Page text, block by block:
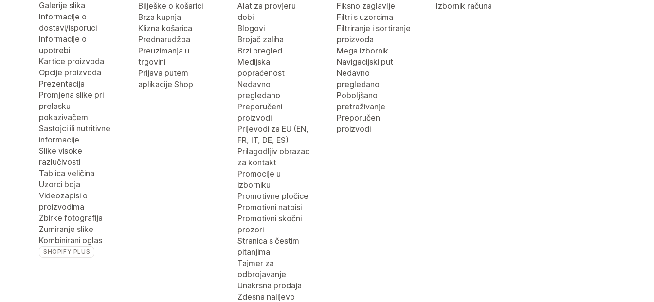
Galerije slika
Informacije o
dostavi/isporuci
Informacije o
upotrebi
Kartice proizvoda
Opcije proizvoda
Prezentacija
Promjena slike pri
prelasku
pokazivačem
Sastojci ili nutritivne
informacije
Slike visoke
razlučivosti
Tablica veličina
Uzorci boja
Videozapisi o
proizvodima
Zbirke fotografija
Zumiranje slike
Kombinirani oglas
SHOPIFY PLUS
Bilješke o košarici
Brza kupnja
Klizna košarica
Prednarudžba
Preuzimanja u
trgovini
Prijava putem
aplikacije Shop
Alat za provjeru
dobi
Blogovi
Brojač zaliha
Brzi pregled
Medijska
popraćenost
Nedavno
pregledano
Preporučeni
proizvodi
Prijevodi za EU (EN,
FR, IT, DE, ES)
Prilagodljiv obrazac
za kontakt
Promocije u
izborniku
Promotivne pločice
Promotivni natpisi
Promotivni skočni
prozori
Stranica s čestim
pitanjima
Tajmer za
odbrojavanje
Unakrsna prodaja
Zdesna nalijevo
Fiksno zaglavlje
Filtri s uzorcima
Filtriranje i sortiranje
proizvoda
Mega izbornik
Navigacijski put
Nedavno
pregledano
Poboljšano
pretraživanje
Preporučeni
proizvodi
Izbornik računa